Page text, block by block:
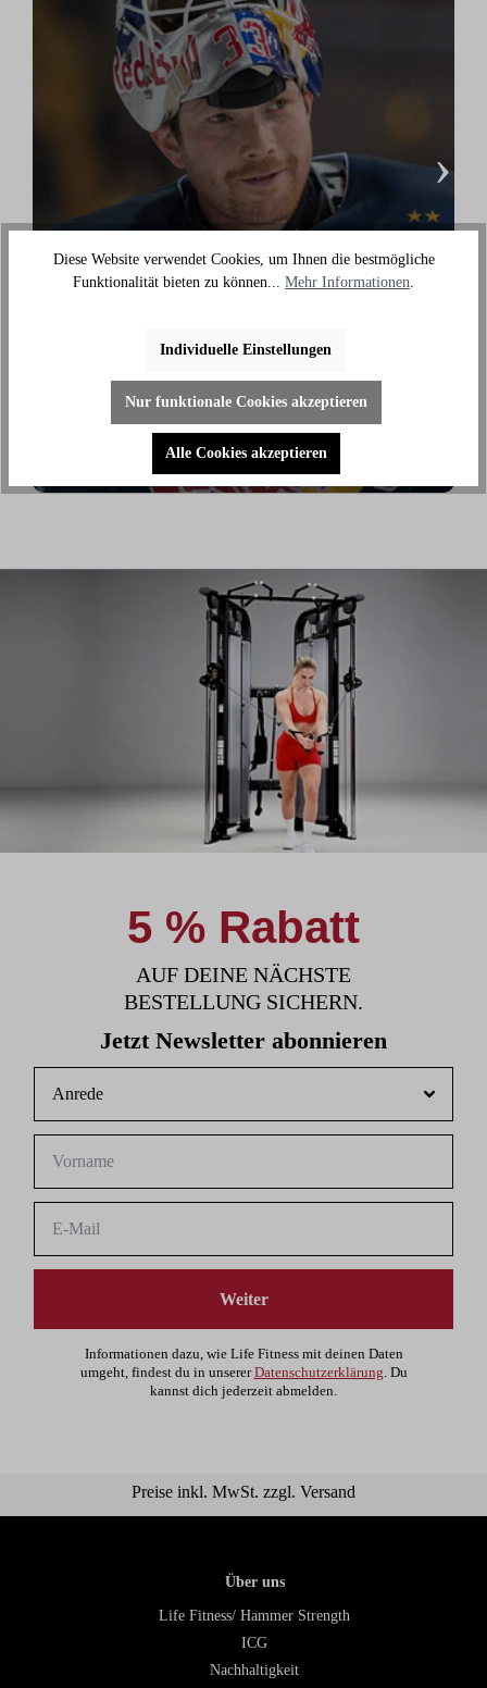
Danny aus den Birken
›
5 % Rabatt
AUF DEINE NÄCHSTE
BESTELLUNG SICHERN.
Jetzt Newsletter abonnieren
Weiter
Informationen dazu, wie Life Fitness mit deinen Daten
umgeht, findest du in unsererDatenschutzerklärung. Du
kannst dich jederzeit abmelden.
Preise inkl. MwSt. zzgl. Versand
Über uns
Life Fitness/ Hammer Strength
ICG
Nachhaltigkeit
Diese Website verwendet Cookies, um Ihnen die bestmögliche
Funktionalität bieten zu können... Mehr Informationen
Individuelle Einstellungen
Nur funktionale Cookies akzeptieren
Alle Cookies akzeptieren